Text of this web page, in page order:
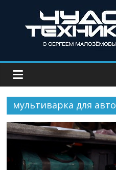
мультиварка для авто